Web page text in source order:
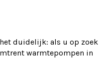
duidelijk: als u op zoek
warmtepompen in